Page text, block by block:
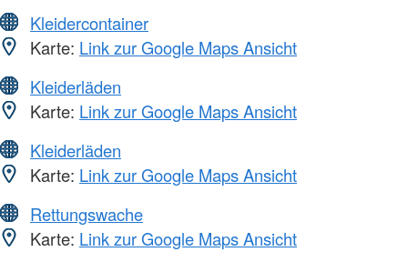
Kleidercontainer
Karte: Link zur Google Maps Ansicht
Kleiderläden
Karte: Link zur Google Maps Ansicht
Kleiderläden
Karte: Link zur Google Maps Ansicht
Rettungswache
Karte: Link zur Google Maps Ansicht